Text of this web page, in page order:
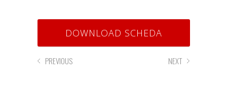
DOWNLOAD SCHEDA
PREVIOUS NEXT